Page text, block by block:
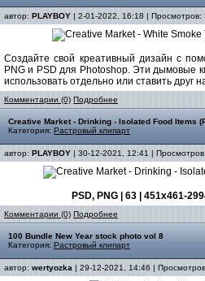
автор: PLAYBOY | 2-01-2022, 16:18 | Просмотров:
Создайте свой креативный дизайн с
PNG и PSD для Photoshop. Эти дымовые
использовать отдельно или ставить друг
Комментарии (0) Подробнее
Creative Market - Drinking - Isolated Food Items
Категория: Растровый клипарт
автор: PLAYBOY | 30-12-2021, 12:41 |
PSD, PNG | 63 | 451x461-
Комментарии (0) Подробнее
100 Bundle New Year stock photo vol 8
Категория: Растровый клипарт
автор: wertyozka | 29-12-2021, 14:46 |